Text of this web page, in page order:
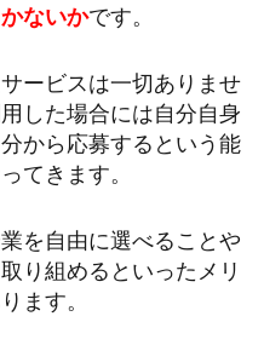
ないかです。
ービスは一切ありませ
した場合には自分自身
から応募するという能
てきます。
を自由に選べることや
り組めるといったメリ
ます。